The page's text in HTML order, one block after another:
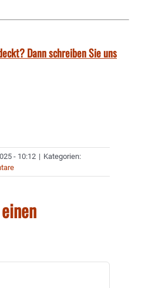
Dann schreiben Sie uns
- 10:12 | Kategorien: